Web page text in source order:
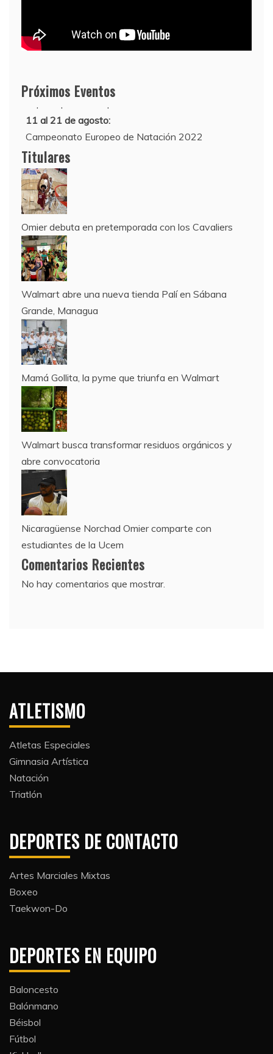
Próximos Eventos
11 al 21 de agosto:
Campeonato Europeo de Natación 2022
12 de agosto:
Empieza La Liga 2022-2023
Titulares
Omier debuta en pretemporada con los Cavaliers
Walmart abre una nueva tienda Palí en Sábana
Grande, Managua
Mamá Gollita, la pyme que triunfa en Walmart
Walmart busca transformar residuos orgánicos y
abre convocatoria
Nicaragüense Norchad Omier comparte con
estudiantes de la Ucem
Comentarios Recientes
No hay comentarios que mostrar.
ATLETISMO
Atletas Especiales
Gimnasia Artística
Natación​
Triatlón​
DEPORTES DE CONTACTO
Artes Marciales Mixtas
Boxeo
Taekwon-Do
DEPORTES EN EQUIPO
Baloncesto
Balónmano
Béisbol
Fútbol